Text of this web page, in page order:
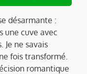
désarmante :
une cuve avec
Je ne savais
fois transformé.
romantique